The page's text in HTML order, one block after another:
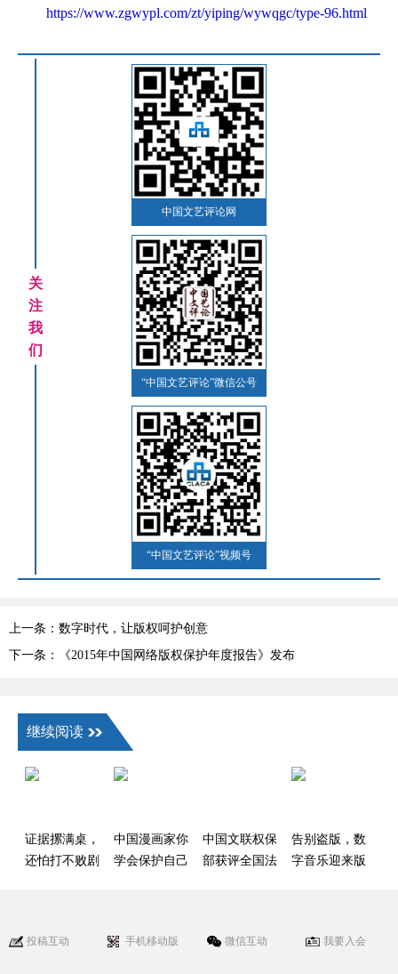
https://www.zgwypl.com/zt/yiping/wywqgc/type-96.html
关
注
我
们
中国文艺评论网
“中国文艺评论”微信公号
“中国文艺评论”视频号
上一条：数字时代，让版权呵护创意
下一条：《2015年中国网络版权保护年度报告》发布
继续阅读
证据摞满桌，
还怕打不败剧
中国漫画家你
学会保护自己
中国文联权保
部获评全国法
告别盗版，数
字音乐迎来版
投稿互动 手机移动版 微信互动 我要入会